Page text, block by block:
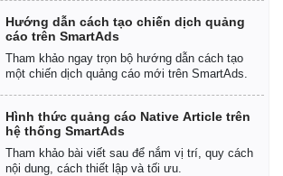
Hướng dẫn cách tạo chiến dịch quảng
cáo trên SmartAds
Tham khảo ngay trọn bộ hướng dẫn cách tạo
một chiến dịch quảng cáo mới trên SmartAds.
Hình thức quảng cáo Native Article trên
hệ thống SmartAds
Tham khảo bài viết sau để nắm vị trí, quy cách
nội dung, cách thiết lập và tối ưu.